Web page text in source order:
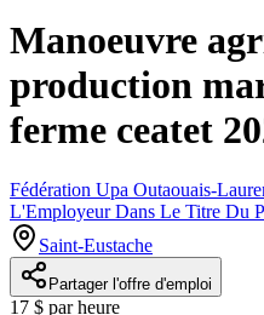
Manoeuvre
production
ferme ceatet
Fédération Upa Outaouais-
L'Employeur Dans Le Titre Du
Saint-Eustache
Partager l'offre d'emploi
17 $ par heure